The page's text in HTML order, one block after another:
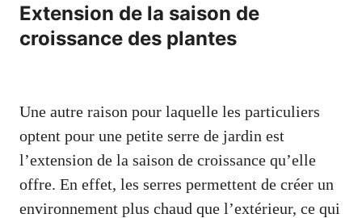
Extension de la saison de
croissance des plantes
Une autre raison pour laquelle les particuliers
optent pour une petite serre de jardin est
l’extension de la saison de croissance qu’elle
offre. En effet, les serres permettent de créer un
environnement plus chaud que l’extérieur, ce qui